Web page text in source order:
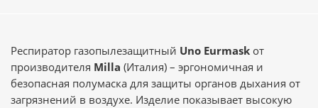
Респиратор газопылезащитный Uno Eurmask от
производителя Milla (Италия) – эргономичная и
безопасная полумаска для защиты органов дыхания от
загрязнений в воздухе. Изделие показывает высокую